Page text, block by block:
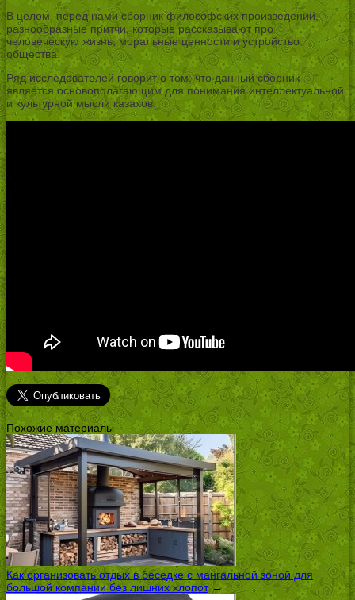
В целом, перед нами сборник философских произведений,
разнообразные притчи, которые рассказывают про
человеческую жизнь, моральные ценности и устройство
общества.
Ряд исследователей говорит о том, что данный сборник
является основополагающим для понимания интеллектуальной
и культурной мысли казахов.
Похожие материалы
Как организовать отдых в беседке с мангальной зоной для
большой компании без лишних хлопот→